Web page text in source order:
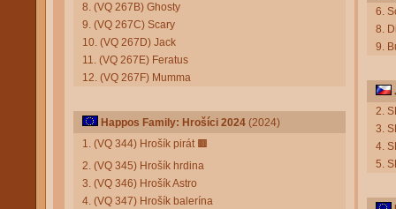
8. (VQ 267B) Ghosty
9. (VQ 267C) Scary
10. (VQ 267D) Jack
11. (VQ 267E) Feratus
12. (VQ 267F) Mumma
Happos Family: Hrošíci 2024 (2024)
1. (VQ 344) Hrošík pirát 🟫
2. (VQ 345) Hrošík hrdina
3. (VQ 346) Hrošík Astro
4. (VQ 347) Hrošík balerína
6.
8.
9.
2.
3.
4.
5.